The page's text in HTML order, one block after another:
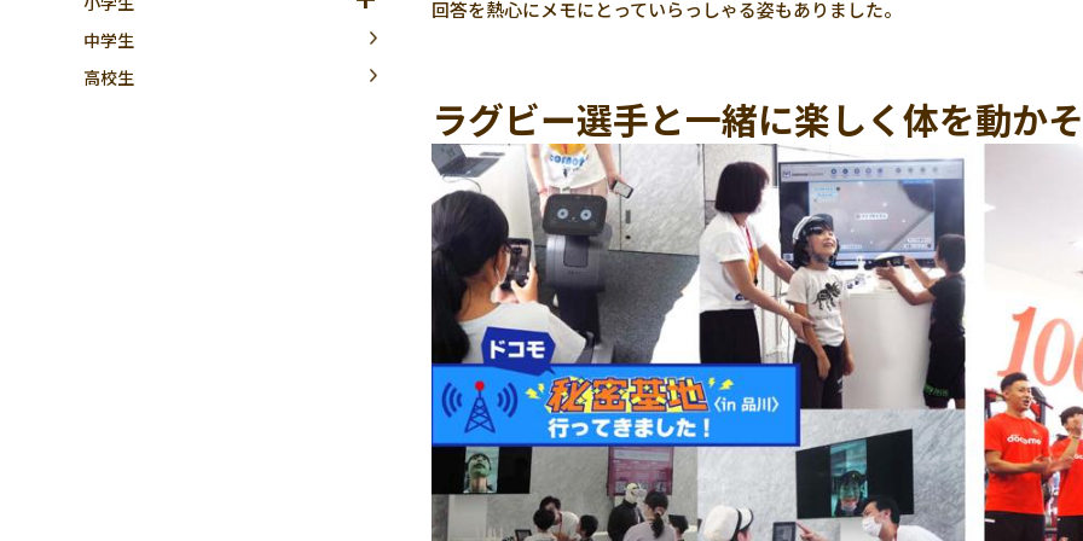
中学生
高校生
回答を熱心にメモにとっていらっしゃる姿もありました。
ラグビー選手と一緒に楽しく体を動か